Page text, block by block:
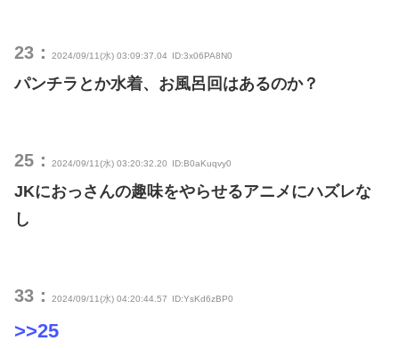
23： 2024/09/11(水) 03:09:37.04 ID:3x06PA8N0
パンチラとか水着、お風呂回はあるのか？
25： 2024/09/11(水) 03:20:32.20 ID:B0aKuqvy0
JKにおっさんの趣味をやらせるアニメにハズレな
し
33： 2024/09/11(水) 04:20:44.57 ID:YsKd6zBP0
>>25